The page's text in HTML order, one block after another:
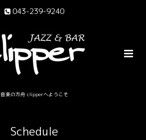
043-239-9240
音楽の方舟 clipperへようこそ
Schedule